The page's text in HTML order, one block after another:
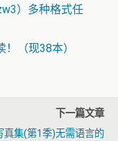
）多种格式任
（现38本）
下一篇文章
真集(第1季)无需语言的